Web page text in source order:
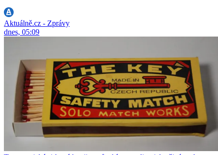
Aktuálně.cz - Zprávy
dnes, 05:09